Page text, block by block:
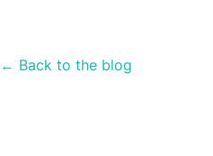
← Back to the blog